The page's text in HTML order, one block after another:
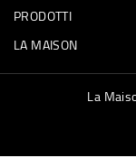
PRODOTTI
LA MAISON
La